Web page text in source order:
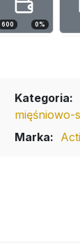
600 0%
Kategoria:
mięśniowo-
Marka: